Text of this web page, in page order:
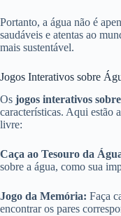
Portanto, a água não é
saudáveis e atentas ao
mais sustentável.
Jogos Interativos sobre
Os jogos interativos
características. Aqui estão
livre:
Caça ao Tesouro da
sobre a água, como sua
Jogo da Memória: Faça
encontrar os pares